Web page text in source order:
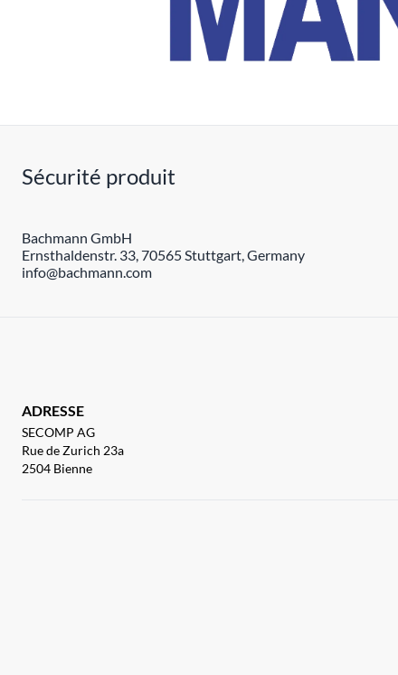
Sécurité produit
Bachmann GmbH
Ernsthaldenstr. 33, 70565 Stuttgart, Germany
info@bachmann.com
ADRESSE
SECOMP AG
Rue de Zurich 23a
2504 Bienne